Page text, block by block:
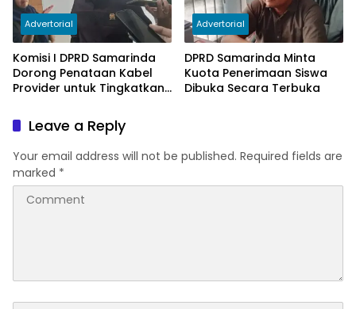
Advertorial
Komisi I DPRD Samarinda
Dorong Penataan Kabel
Provider untuk Tingkatkan
Advertorial
DPRD Samarinda Minta
Kuota Penerimaan Siswa
Dibuka Secara Terbuka
Leave a Reply
Your email address will not be published. Required fields are
marked *